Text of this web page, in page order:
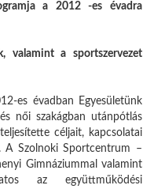
a 2012 -es évadra
valamint a sportszervezet
es évadban Egyesületünk
női szakágban utánpótlás
céljait, kapcsolatai
A Szolnoki Sportcentrum –
Gimnáziummal valamint
az együttműködési